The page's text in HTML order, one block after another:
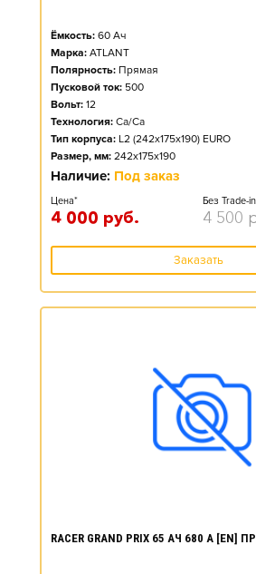
Ёмкость: 60 Ач
Марка: ATLANT
Полярность: Прямая
Пусковой ток: 500
Вольт: 12
Технология: Ca/Ca
Тип корпуса: L2 (242x175x190) EURO
Размер, мм: 242x175x190
Наличие: Под заказ
Цена*
4 000 руб.
Без Trade-in
4 500
Заказать
RACER GRAND PRIX 65 АЧ 680 А [EN]